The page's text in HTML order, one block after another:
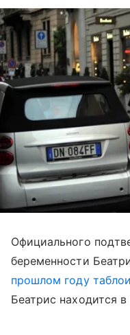
Официального
беременности
прошлом году
Беатрис находится